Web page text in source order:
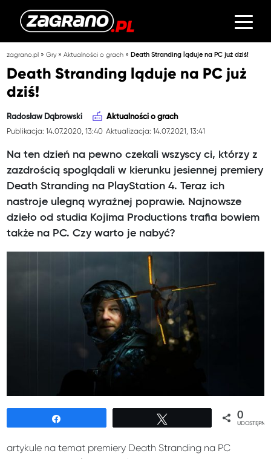
zagrano.pl »Gry»Aktualności o grach »Death Stranding ląduje na PC już dziś!
Death Stranding ląduje na PC już
dziś!
Radosław Dąbrowski Aktualności o grach
Publikacja: 14.07.2020, 13:40 Aktualizacja: 14.07.2021, 13:41
Na ten dzień na pewno czekali wszyscy ci, którzy z
zazdrością spoglądali w kierunku jesiennej premiery
Death Stranding na PlayStation 4. Teraz ich
nastroje ulegną wyraźnej poprawie. Najnowsze
dzieło od studia Kojima Productions trafia bowiem
także na PC. Czy warto je nabyć?
0
artykule na temat premiery Death Stranding na PC